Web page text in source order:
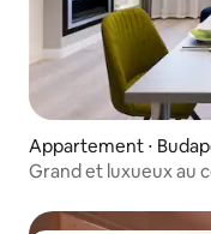
Appartement ⋅
Grand et luxueux au